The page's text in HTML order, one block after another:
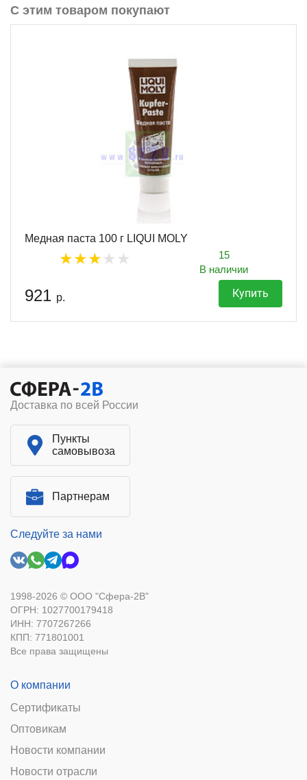
С этим товаром покупают
Медная паста 100 г LIQUI MOLY
15
В наличии
921 р. Купить
Доставка по всей России
Пункты
самовывоза
Партнерам
Следуйте за нами
1998-2026 © ООО "Сфера-2В"
ОГРН: 1027700179418
ИНН: 7707267266
КПП: 771801001
Все права защищены
О компании
Сертификаты
Оптовикам
Новости компании
Новости отрасли